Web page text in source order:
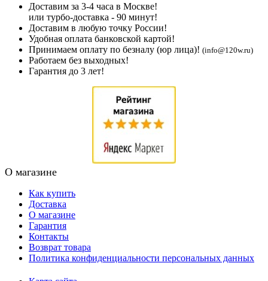
Доставим за 3-4 часа в Москве!
или турбо-доставка - 90 минут!
Доставим в любую точку России!
Удобная оплата банковской картой!
Принимаем оплату по безналу (юр лица)! (info@120w.ru)
Работаем без выходных!
Гарантия до 3 лет!
О магазине
Как купить
Доставка
О магазине
Гарантия
Контакты
Возврат товара
Политика конфиденциальности персональных данных